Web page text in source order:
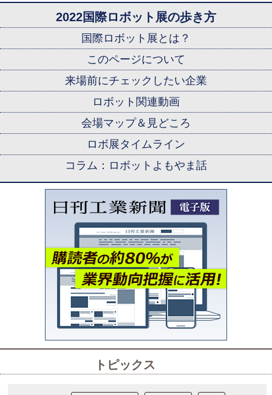
2022国際ロボット展の歩き方
国際ロボット展とは？
このページについて
来場前にチェックしたい企業
ロボット関連動画
会場マップ＆見どころ
ロボ展タイムライン
コラム：ロボットよもやま話
トピックス